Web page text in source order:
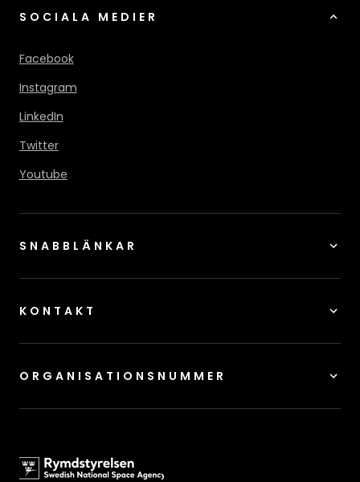
SOCIALA MEDIER
Facebook
Instagram
LinkedIn
Twitter
Youtube
SNABBLÄNKAR
KONTAKT
ORGANISATIONSNUMMER